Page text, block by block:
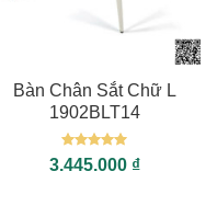
Bàn Chân Sắt Chữ L
1902BLT14
Được xếp
hạng55
3.445.000 ₫